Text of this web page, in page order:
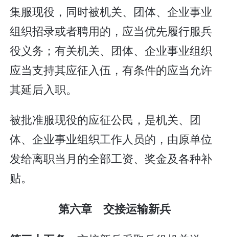
集服现役，同时被机关、团体、企业事业
组织招录或者聘用的，应当优先履行服兵
役义务；有关机关、团体、企业事业组织
应当支持其应征入伍，有条件的应当允许
其延后入职。
被批准服现役的应征公民，是机关、团
体、企业事业组织工作人员的，由原单位
发给离职当月的全部工资、奖金及各种补
贴。
第六章 交接运输新兵